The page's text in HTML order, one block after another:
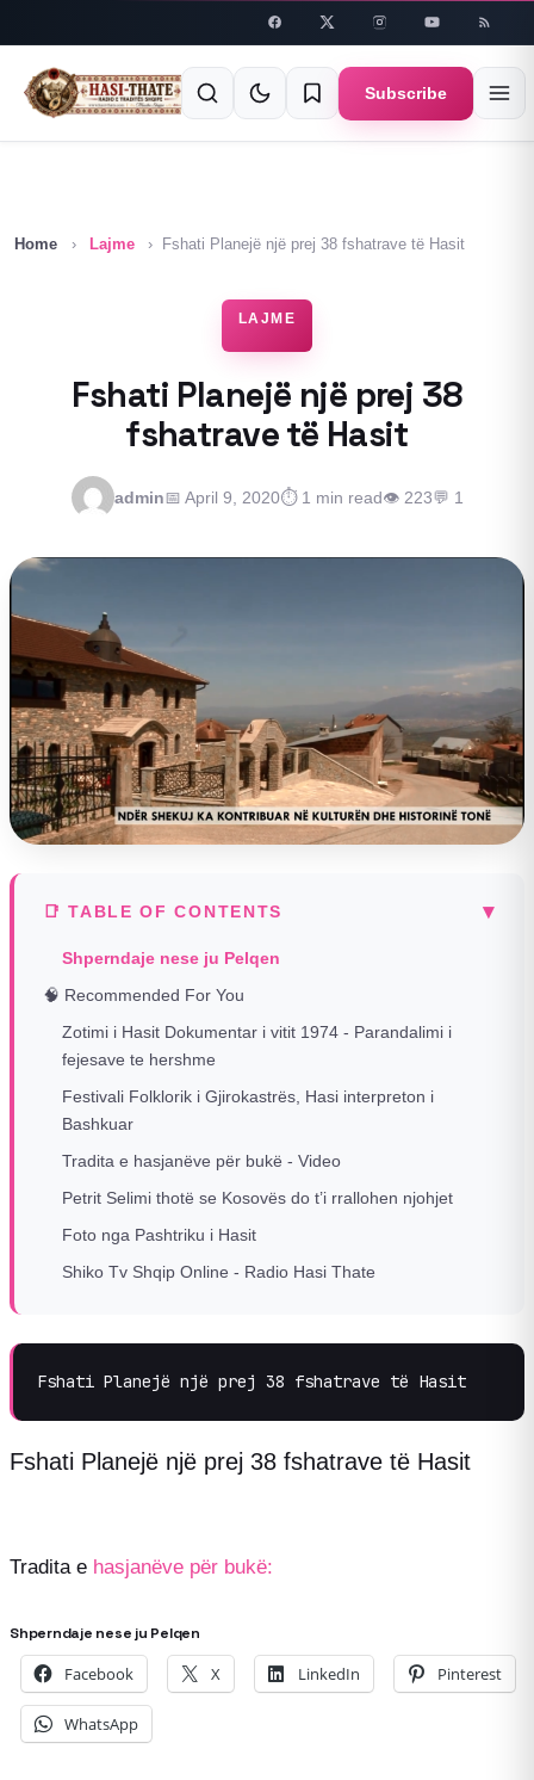
Subscribe
Home › Lajme › Fshati Planejë një prej 38 fshatrave të Hasit
LAJME
Fshati Planejë një prej 38
fshatrave të Hasit
admin📅 April 9, 2020⏱ 1 min read👁 223💬 1
📑 TABLE OF CONTENTS ▾
Shperndaje nese ju Pelqen
🧠 Recommended For You
Zotimi i Hasit Dokumentar i vitit 1974 - Parandalimi i
fejesave te hershme
Festivali Folklorik i Gjirokastrës, Hasi interpreton i
Bashkuar
Tradita e hasjanëve për bukë - Video
Petrit Selimi thotë se Kosovës do t’i rrallohen njohjet
Foto nga Pashtriku i Hasit
Shiko Tv Shqip Online - Radio Hasi Thate
Fshati Planejë një prej 38 fshatrave të Hasit
Fshati Planejë një prej 38 fshatrave të Hasit
Tradita e hasjanëve për bukë:
Shperndaje nese ju Pelqen
Facebook X LinkedIn Pinterest
WhatsApp